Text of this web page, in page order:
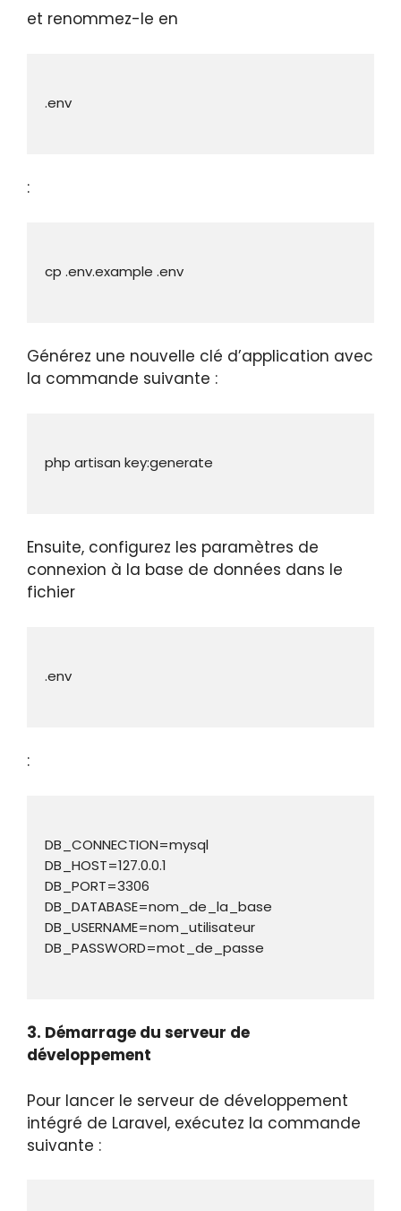
et renommez-le en
:
Générez une nouvelle clé d’application avec
la commande suivante :
Ensuite, configurez les paramètres de
connexion à la base de données dans le
fichier
:
DB_CONNECTION=mysql
DB_HOST=127.0.0.1
DB_PORT=3306
DB_DATABASE=nom_de_la_base
DB_USERNAME=nom_utilisateur
3. Démarrage du serveur de
développement
Pour lancer le serveur de développement
intégré de Laravel, exécutez la commande
suivante :